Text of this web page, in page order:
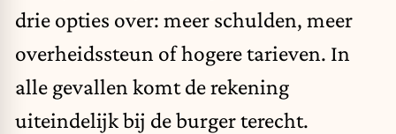
drie opties over: meer schulden, meer
overheidssteun of hogere tarieven. In
alle gevallen komt de rekening
uiteindelijk bij de burger terecht.